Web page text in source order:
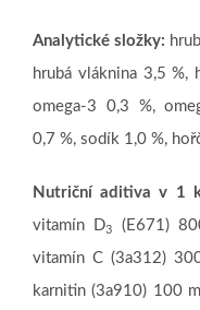
Analytické složky:
hrubá vláknina 3,5
omega-3 0,3 %,
0,7 %, sodík 1,0 %,
Nutriční aditiva v 1
vitamín D3
(E671)
vitamín C (3a312)
karnitin (3a910) 100